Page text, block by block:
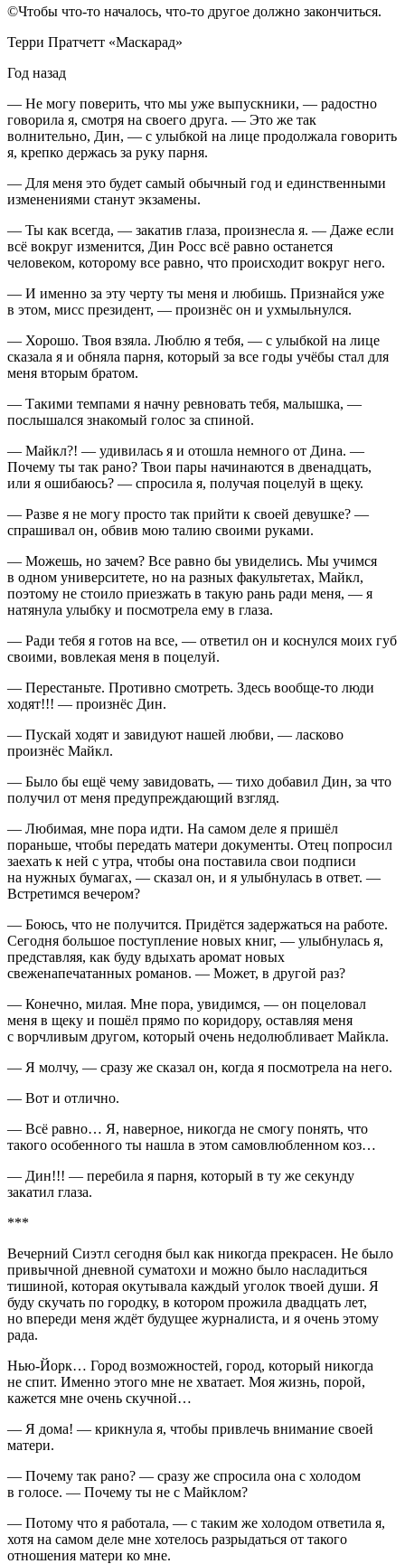
©Чтобы что-то началось, что-то другое должно закончиться.
Терри Пратчетт «Маскарад»
Год назад
— Не могу поверить, что мы уже выпускники, — радостно
говорила я, смотря на своего друга. — Это же так
волнительно, Дин, — с улыбкой на лице продолжала говорить
я, крепко держась за руку парня.
— Для меня это будет самый обычный год и единственными
изменениями станут экзамены.
— Ты как всегда, — закатив глаза, произнесла я. — Даже если
всё вокруг изменится, Дин Росс всё равно останется
человеком, которому все равно, что происходит вокруг него.
— И именно за эту черту ты меня и любишь. Признайся уже
в этом, мисс президент, — произнёс он и ухмыльнулся.
— Хорошо. Твоя взяла. Люблю я тебя, — с улыбкой на лице
сказала я и обняла парня, который за все годы учёбы стал для
меня вторым братом.
— Такими темпами я начну ревновать тебя, малышка, —
послышался знакомый голос за спиной.
— Майкл?! — удивилась я и отошла немного от Дина. —
Почему ты так рано? Твои пары начинаются в двенадцать,
или я ошибаюсь? — спросила я, получая поцелуй в щеку.
— Разве я не могу просто так прийти к своей девушке? —
спрашивал он, обвив мою талию своими руками.
— Можешь, но зачем? Все равно бы увиделись. Мы учимся
в одном университете, но на разных факультетах, Майкл,
поэтому не стоило приезжать в такую рань ради меня, — я
натянула улыбку и посмотрела ему в глаза.
— Ради тебя я готов на все, — ответил он и коснулся моих губ
своими, вовлекая меня в поцелуй.
— Перестаньте. Противно смотреть. Здесь вообще-то люди
ходят!!! — произнёс Дин.
— Пускай ходят и завидуют нашей любви, — ласково
произнёс Майкл.
— Было бы ещё чему завидовать, — тихо добавил Дин, за что
получил от меня предупреждающий взгляд.
— Любимая, мне пора идти. На самом деле я пришёл
пораньше, чтобы передать матери документы. Отец попросил
заехать к ней с утра, чтобы она поставила свои подписи
на нужных бумагах, — сказал он, и я улыбнулась в ответ. —
Встретимся вечером?
— Боюсь, что не получится. Придётся задержаться на работе.
Сегодня большое поступление новых книг, — улыбнулась я,
представляя, как буду вдыхать аромат новых
свеженапечатанных романов. — Может, в другой раз?
— Конечно, милая. Мне пора, увидимся, — он поцеловал
меня в щеку и пошёл прямо по коридору, оставляя меня
с ворчливым другом, который очень недолюбливает Майкла.
— Я молчу, — сразу же сказал он, когда я посмотрела на него.
— Вот и отлично.
— Всё равно… Я, наверное, никогда не смогу понять, что
такого особенного ты нашла в этом самовлюбленном коз…
— Дин!!! — перебила я парня, который в ту же секунду
закатил глаза.
***
Вечерний Сиэтл сегодня был как никогда прекрасен. Не было
привычной дневной суматохи и можно было насладиться
тишиной, которая окутывала каждый уголок твоей души. Я
буду скучать по городку, в котором прожила двадцать лет,
но впереди меня ждёт будущее журналиста, и я очень этому
рада.
Нью-Йорк… Город возможностей, город, который никогда
не спит. Именно этого мне не хватает. Моя жизнь, порой,
кажется мне очень скучной…
— Я дома! — крикнула я, чтобы привлечь внимание своей
матери.
— Почему так рано? — сразу же спросила она с холодом
в голосе. — Почему ты не с Майклом?
— Потому что я работала, — с таким же холодом ответила я,
хотя на самом деле мне хотелось разрыдаться от такого
отношения матери ко мне.